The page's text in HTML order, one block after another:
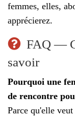
femmes, elles,
apprécierez.
FAQ —
savoir
Pourquoi une
de rencontre
Parce qu'elle